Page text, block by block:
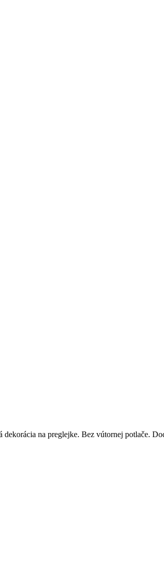
na preglejke. Bez vútornej potlače.